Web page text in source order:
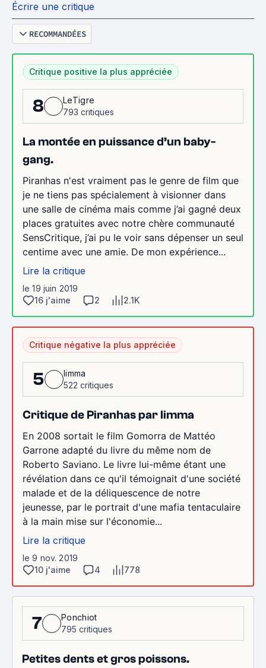
Écrire une critique
RECOMMANDÉES
Critique positive la plus appréciée
8
LeTigre
793 critiques
La montée en puissance d’un baby-
gang.
Piranhas n'est vraiment pas le genre de film que
je ne tiens pas spécialement à visionner dans
une salle de cinéma mais comme j’ai gagné deux
places gratuites avec notre chère communauté
SensCritique, j’ai pu le voir sans dépenser un seul
centime avec une amie. De mon expérience...
Lire la critique
le 19 juin 2019
16 j'aime
2 2.1K
Critique négative la plus appréciée
5
limma
522 critiques
Critique de Piranhas par limma
En 2008 sortait le film Gomorra de Mattéo
Garrone adapté du livre du même nom de
Roberto Saviano. Le livre lui-même étant une
révélation dans ce qu'il témoignait d'une société
malade et de la déliquescence de notre
jeunesse, par le portrait d'une mafia tentaculaire
à la main mise sur l'économie...
Lire la critique
le 9 nov. 2019
10 j'aime
4 778
7
Ponchiot
795 critiques
Petites dents et gros poissons.